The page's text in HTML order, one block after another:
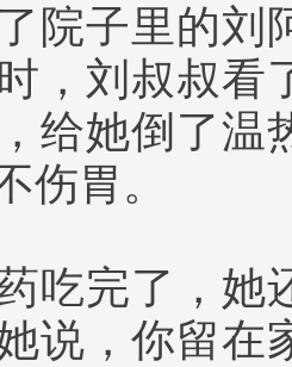
院子里的刘
，刘叔叔看
给她倒了温
伤胃。
吃完了，她
说，你留在